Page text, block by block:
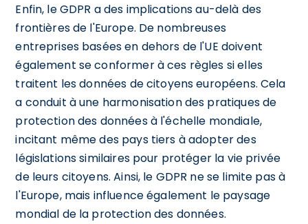
Enfin, le GDPR a des implications au-delà des
frontières de l'Europe. De nombreuses
entreprises basées en dehors de l'UE doivent
également se conformer à ces règles si elles
traitent les données de citoyens européens. Cela
a conduit à une harmonisation des pratiques de
protection des données à l'échelle mondiale,
incitant même des pays tiers à adopter des
législations similaires pour protéger la vie privée
de leurs citoyens. Ainsi, le GDPR ne se limite pas à
l'Europe, mais influence également le paysage
mondial de la protection des données.